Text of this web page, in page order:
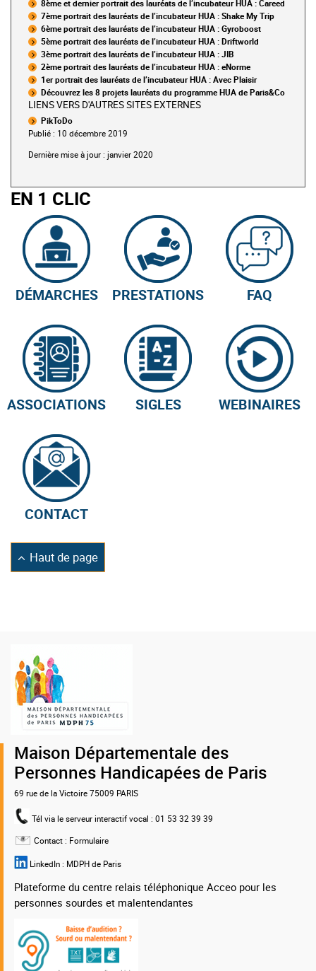
8ème et dernier portrait des lauréats de l’incubateur HUA : Careed
7ème portrait des lauréats de l’incubateur HUA : Shake My Trip
6ème portrait des lauréats de l’incubateur HUA : Gyroboost
5ème portrait des lauréats de l’incubateur HUA : Driftworld
3ème portrait des lauréats de l’incubateur HUA : JIB
2ème portrait des lauréats de l’incubateur HUA : eNorme
1er portrait des lauréats de l’incubateur HUA : Avec Plaisir
Découvrez les 8 projets lauréats du programme HUA de Paris&Co
LIENS VERS D'AUTRES SITES EXTERNES
PikToDo
Publié : 10 décembre 2019
Dernière mise à jour : janvier 2020
EN 1 CLIC
DÉMARCHES PRESTATIONS FAQ
ASSOCIATIONS SIGLES WEBINAIRES
CONTACT
Retourner
en
Haut de page
Logo
de
la
MDPH
Maison Départementale des
Personnes Handicapées de Paris
69 rue de la Victoire 75009 PARIS
Tél via le serveur interactif vocal : 01 53 32 39 39
Contact : Formulaire
LinkedIn : MDPH de Paris
Plateforme du centre relais téléphonique Acceo pour les
personnes sourdes et malentendantes